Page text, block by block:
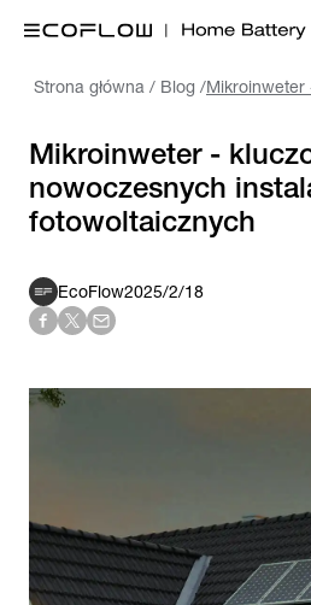
Strona główna / Blog /
Mikroinweter -
nowoczesnych
fotowoltaicznych
EcoFlow2025/2/18